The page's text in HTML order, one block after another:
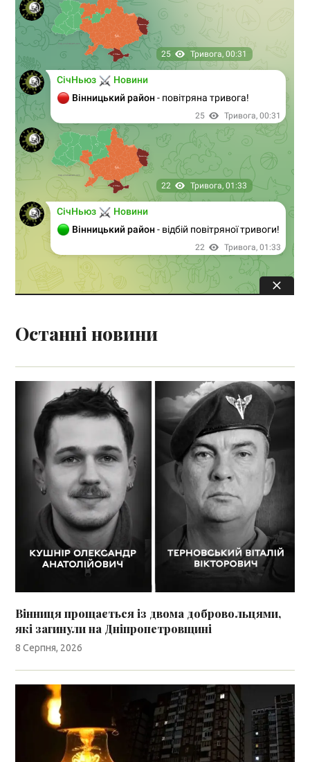
Останні новини
Вінниця прощається із двома добровольцями,
які загинули на Дніпропетровщині
8 Серпня, 2026